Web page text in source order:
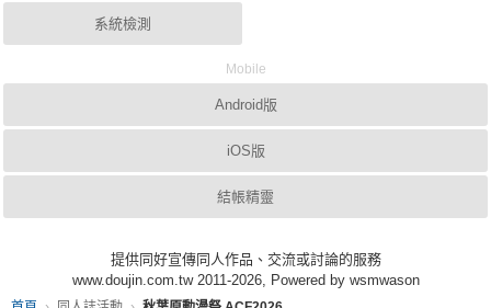
系統檢測
Mobile
Android版
iOS版
結帳精靈
提供同好宣傳同人作品、交流或討論的服務
www.doujin.com.tw 2011-2026, Powered by wsmwason